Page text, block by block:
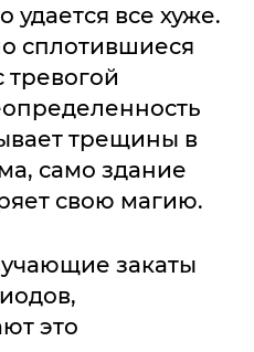
удается все хуже.
сплотившиеся
трещины в
само здание
свою магию.
закаты
это